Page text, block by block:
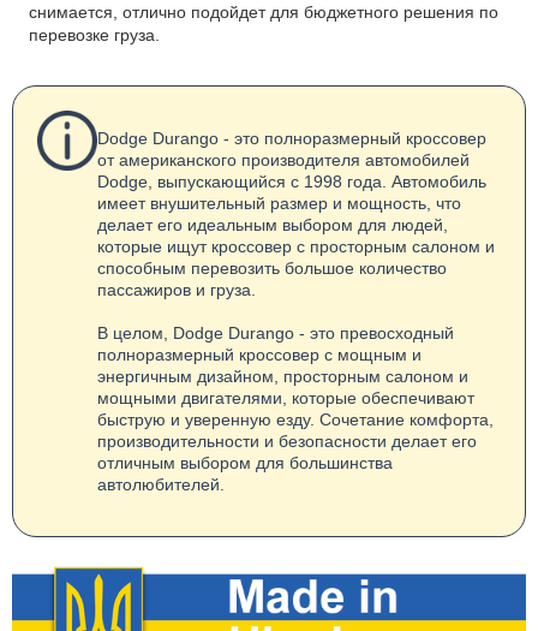
снимается, отлично подойдет для бюджетного решения по
перевозке груза.
Dodge Durango - это полноразмерный кроссовер
от американского производителя автомобилей
Dodge, выпускающийся с 1998 года. Автомобиль
имеет внушительный размер и мощность, что
делает его идеальным выбором для людей,
которые ищут кроссовер с просторным салоном и
способным перевозить большое количество
пассажиров и груза.
В целом, Dodge Durango - это превосходный
полноразмерный кроссовер с мощным и
энергичным дизайном, просторным салоном и
мощными двигателями, которые обеспечивают
быструю и уверенную езду. Сочетание комфорта,
производительности и безопасности делает его
отличным выбором для большинства
автолюбителей.